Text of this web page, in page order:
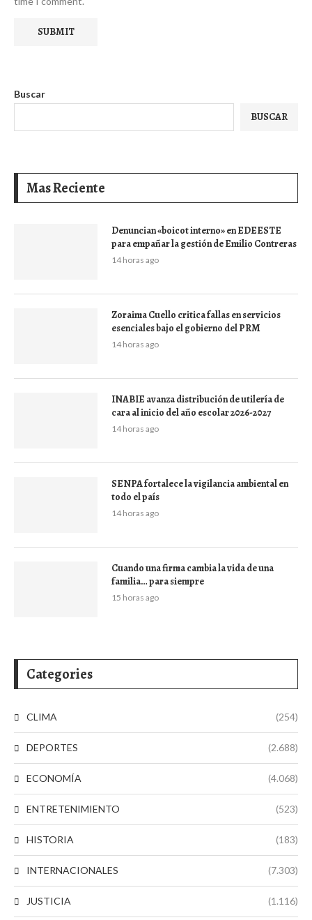
Buscar
BUSCAR
Mas Reciente
Denuncian «boicot interno» en EDEESTE
para empañar la gestión de Emilio Contreras
14 horas ago
Zoraima Cuello critica fallas en servicios
esenciales bajo el gobierno del PRM
14 horas ago
INABIE avanza distribución de utilería de
cara al inicio del año escolar 2026-2027
14 horas ago
SENPA fortalece la vigilancia ambiental en
todo el país
14 horas ago
Cuando una firma cambia la vida de una
familia… para siempre
15 horas ago
Categories
CLIMA (254)
DEPORTES (2.688)
ECONOMÍA (4.068)
ENTRETENIMIENTO (523)
HISTORIA (183)
INTERNACIONALES (7.303)
JUSTICIA (1.116)